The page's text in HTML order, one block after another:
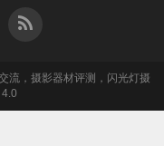
流，摄影器材评测，闪光灯摄